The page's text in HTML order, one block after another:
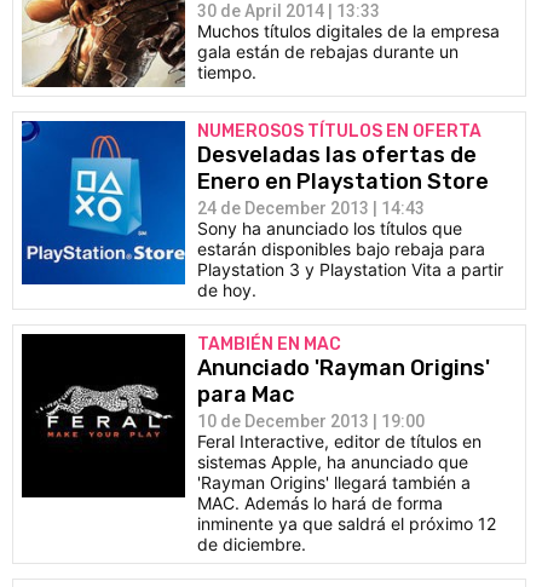
30 de April 2014 | 13:33
Muchos títulos digitales de la empresa
gala están de rebajas durante un
tiempo.
NUMEROSOS TÍTULOS EN OFERTA
Desveladas las ofertas de
Enero en Playstation Store
24 de December 2013 | 14:43
Sony ha anunciado los títulos que
estarán disponibles bajo rebaja para
Playstation 3 y Playstation Vita a partir
de hoy.
TAMBIÉN EN MAC
Anunciado 'Rayman Origins'
para Mac
10 de December 2013 | 19:00
Feral Interactive, editor de títulos en
sistemas Apple, ha anunciado que
'Rayman Origins' llegará también a
MAC. Además lo hará de forma
inminente ya que saldrá el próximo 12
de diciembre.